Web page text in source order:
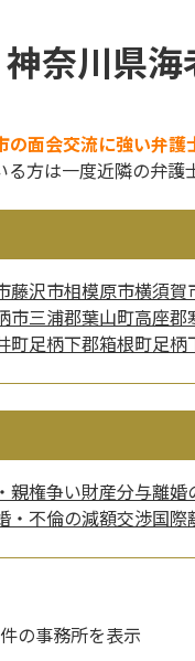
神奈川県
面会交流に強い弁護
方は一度近隣の弁護
藤沢市相模原市横須賀
市三浦郡葉山町高座郡
町足柄下郡箱根町足柄
親権争い財産分与離婚
・不倫の減額交渉国際
の事務所を表示